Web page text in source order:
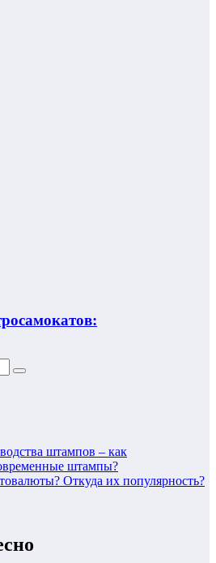
штампов – как
штампы?
Откуда их популярность?